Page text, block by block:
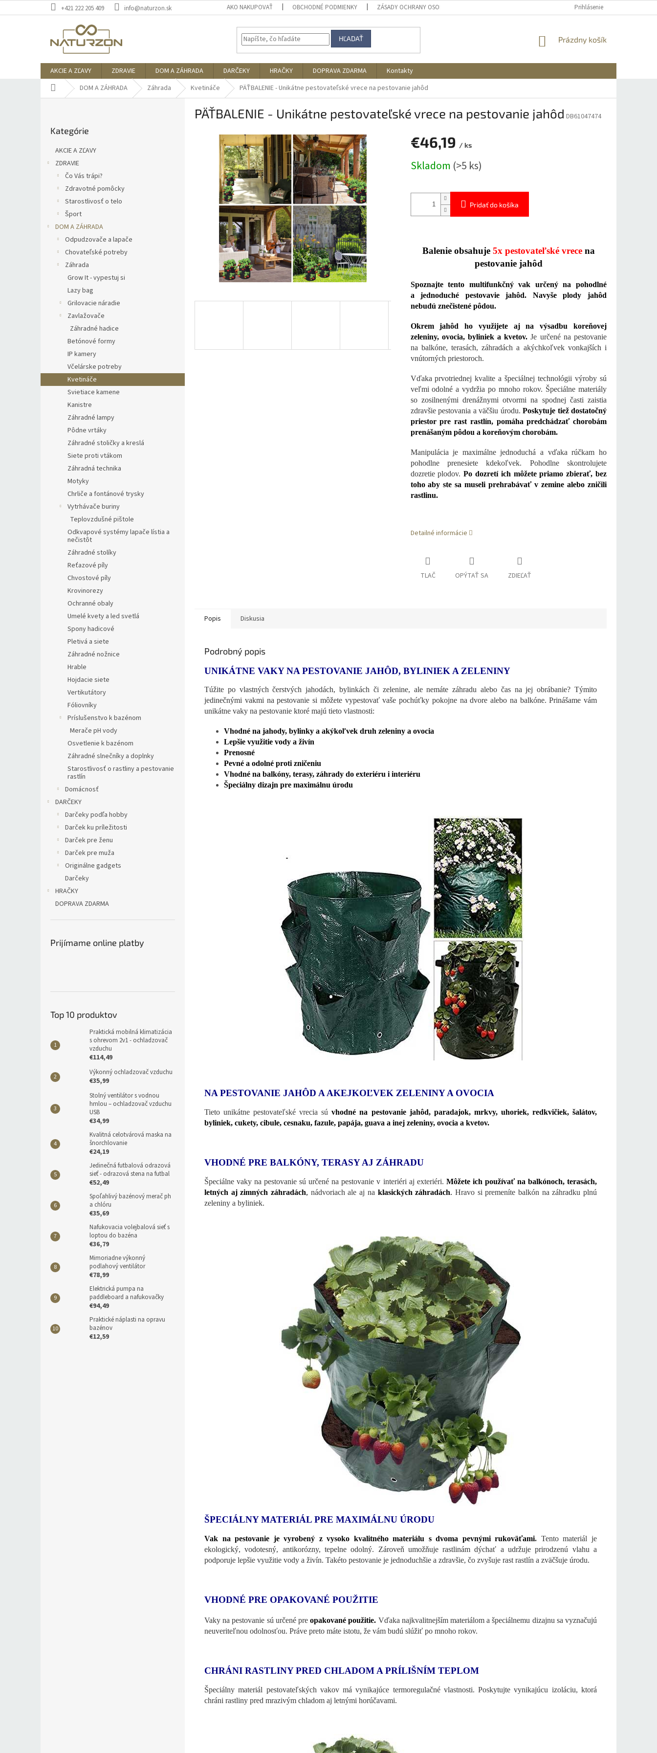
na
+421 222 205 409 info@naturzon.sk AKO NAKUPOVAŤ OBCHODNÉ PODMIENKY ZÁSADY OCHRANY OSOBNÝCH ÚDAJOV REKLAMÁCIA A VRÁTENIE
Prihlásenie
HĽADAŤ
NÁKUPNÝ
Prázdny košík
AKCIE A ZĽAVY ZDRAVIE DOM A ZÁHRADA DARČEKY HRAČKY DOPRAVA ZDARMA
Kontakty
DomovDOM A ZÁHRADA Záhrada Kvetináče PÄŤBALENIE - Unikátne pestovateľské vrece na pestovanie jahôd
kategórie
Kategórie
AKCIE A ZĽAVY
ZDRAVIE
Čo Vás trápi?
Zdravotné pomôcky
Starostlivosť o telo
Šport
DOM A ZÁHRADA
Odpudzovače a lapače
Chovateľské potreby
Záhrada
Grow It - vypestuj si
Lazy bag
Grilovacie náradie
Zavlažovače
Záhradné hadice
Betónové formy
IP kamery
Včelárske potreby
Kvetináče
Svietiace kamene
Kanistre
Záhradné lampy
Pôdne vrtáky
Záhradné stoličky a kreslá
Siete proti vtákom
Záhradná technika
Motyky
Chrliče a fontánové trysky
Vytrhávače buriny
Teplovzdušné pištole
Odkvapové systémy lapače lístia a
nečistôt
Záhradné stolíky
Reťazové píly
Chvostové píly
Krovinorezy
Ochranné obaly
Umelé kvety a led svetlá
Spony hadicové
Pletivá a siete
Záhradné nožnice
Hrable
Hojdacie siete
Vertikutátory
Fóliovníky
Príslušenstvo k bazénom
Merače pH vody
Osvetlenie k bazénom
Záhradné slnečníky a doplnky
Starostlivosť o rastliny a pestovanie
rastlín
Domácnosť
DARČEKY
Darčeky podľa hobby
Darček ku príležitosti
Darček pre ženu
Darček pre muža
Originálne gadgets
Darčeky
HRAČKY
DOPRAVA ZDARMA
Prijímame online platby
Top 10 produktov
Praktická mobilná klimatizácia
s ohrevom 2v1 - ochladzovač
vzduchu
€114,49
Výkonný ochladzovač vzduchu
€35,99
Stolný ventilátor s vodnou
hmlou – ochladzovač vzduchu
USB
€34,99
Kvalitná celotvárová maska na
šnorchlovanie
€24,19
Jedinečná futbalová odrazová
sieť - odrazová stena na futbal
€52,49
Spoľahlivý bazénový merač ph
a chlóru
€35,69
Nafukovacia volejbalová sieť s
loptou do bazéna
€36,79
Mimoriadne výkonný
podlahový ventilátor
€78,99
Elektrická pumpa na
paddleboard a nafukovačky
€94,49
Praktické náplasti na opravu
bazénov
€12,59
PÄŤBALENIE - Unikátne pestovateľské vrece na pestovanie jahôd DB61047474
€46,19 / ks
cena:
Skladom (>5 ks)
Pridať do košíka
Balenie obsahuje 5x pestovateľské vrecena
pestovanie jahôd
Spoznajte tento multifunkčný vak určený na pohodlné
a jednoduché pestovavie jahôd. Navyše plody jahôd
nebudú znečistené pôdou.
Okrem jahôd ho využijete aj na výsadbu koreňovej
zeleniny, ovocia, byliniek a kvetov. Je určené na pestovanie
na balkóne, terasách, záhradách a akýchkoľvek vonkajších i
vnútorných priestoroch.
Vďaka prvotriednej kvalite a špeciálnej technológii výroby sú
veľmi odolné a vydržia po mnoho rokov. Špeciálne materiály
so zosilnenými drenážnymi otvormi na spodnej časti zaistia
zdravšie pestovania a väčšiu úrodu. Poskytuje tiež dostatočný
priestor pre rast rastlín, pomáha predchádzať chorobám
prenášaným pôdou a koreňovým chorobám.
Manipulácia je maximálne jednoduchá a vďaka rúčkam ho
pohodlne prenesiete kdekoľvek. Pohodlne skontrolujete
dozretie plodov.Po dozretí ich môžete priamo zbierať, bez
toho aby ste sa museli prehrabávať v zemine alebo zničili
rastlinu.
Detailné informácie
TLAČ OPÝTAŤ SA ZDIEĽAŤ
Popis Diskusia
Podrobný popis
UNIKÁTNE VAKY NA PESTOVANIE JAHÔD, BYLINIEK A ZELENINY
Túžite po vlastných čerstvých jahodách, bylinkách či zelenine, ale nemáte záhradu alebo čas na jej obrábanie? Týmito
jedinečnými vakmi na pestovanie si môžete vypestovať vaše pochúťky pokojne na dvore alebo na balkóne. Prinášame vám
unikátne vaky na pestovanie ktoré majú tieto vlastnosti:
Vhodné na jahody, bylinky a akýkoľvek druh zeleniny a ovocia
Lepšie využitie vody a živín
Prenosné
Pevné a odolné proti zničeniu
Vhodné na balkóny, terasy, záhrady do exteriéru i interiéru
Špeciálny dizajn pre maximálnu úrodu
NA PESTOVANIE JAHÔD A AKEJKOĽVEK ZELENINY A OVOCIA
Tieto unikátne pestovateľské vrecia súvhodné na pestovanie jahôd, paradajok, mrkvy, uhoriek, redkvičiek, šalátov,
byliniek, cukety, cibule, cesnaku, fazule, papája, guava a inej zeleniny, ovocia a kvetov.
VHODNÉ PRE BALKÓNY, TERASY AJ ZÁHRADU
Špeciálne vaky na pestovanie sú určené na pestovanie v interiéri aj exteriéri. Môžete ich používať na balkónoch, terasách,
letných aj zimných záhradách, nádvoriach ale aj na klasických záhradách. Hravo si premeníte balkón na záhradku plnú
zeleniny a byliniek.
ŠPECIÁLNY MATERIÁL PRE MAXIMÁLNU ÚRODU
Vak na pestovanie je vyrobený z vysoko kvalitného materiálu s dvoma pevnými rukoväťami. Tento materiál je
ekologický, vodotesný, antikorózny, tepelne odolný. Zároveň umožňuje rastlinám dýchať a udržuje prirodzenú vlahu a
podporuje lepšie využitie vody a živín. Takéto pestovanie je jednoduchšie a zdravšie, čo zvyšuje rast rastlín a zväčšuje úrodu.
VHODNÉ PRE OPAKOVANÉ POUŽITIE
Vaky na pestovanie sú určené preopakované použitie. Vďaka najkvalitnejším materiálom a špeciálnemu dizajnu sa vyznačujú
neuveriteľnou odolnosťou. Práve preto máte istotu, že vám budú slúžiť po mnoho rokov.
CHRÁNI RASTLINY PRED CHLADOM A PRÍLIŠNÍM TEPLOM
Špeciálny materiál pestovateľských vakov má vynikajúce termoregulačné vlastnosti. Poskytujte vynikajúcu izoláciu, ktorá
chráni rastliny pred mrazivým chladom aj letnými horúčavami.